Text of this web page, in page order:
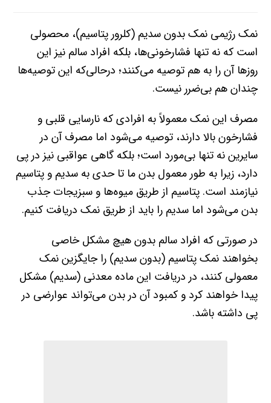
نمک رژیمی نمک بدون سدیم (کلرور پتاسیم)، محصولی
است که نه تنها فشارخونی‌ها، بلکه افراد سالم نیز این
روزها آن را به هم توصیه می‌کنند؛ درحالی‌که این توصیه‌ها
چندان هم بی‌ضرر نیست.
مصرف این نمک معمولاً به افرادی که نارسایی قلبی و
فشارخون بالا دارند، توصیه می‌شود اما مصرف آن در
سایرین نه تنها بی‌مورد است؛ بلکه گاهی عواقبی نیز در پی
دارد، زیرا به طور معمول بدن ما تا حدی به سدیم و پتاسیم
نیازمند است. پتاسیم از طریق میوه‌ها و سبزیجات جذب
بدن می‌شود اما سدیم را باید از طریق نمک دریافت کنیم.
در صورتی که افراد سالم بدون هیچ مشکل خاصی
بخواهند نمک پتاسیم (بدون سدیم) را جایگزین نمک
معمولی کنند، در دریافت این ماده معدنی (سدیم) مشکل
پیدا خواهند کرد و کمبود آن در بدن می‌تواند عوارضی در
پی داشته باشد.